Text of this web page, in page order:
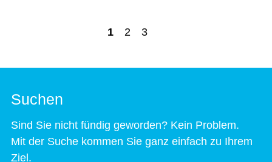
1 2 3
Suchen
Sind Sie nicht fündig geworden? Kein Problem.
Mit der Suche kommen Sie ganz einfach zu Ihrem
Ziel.